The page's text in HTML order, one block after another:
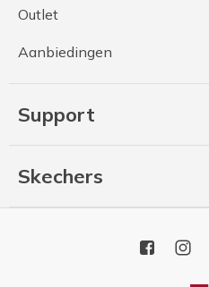
Outlet
Aanbiedingen
Support
Skechers